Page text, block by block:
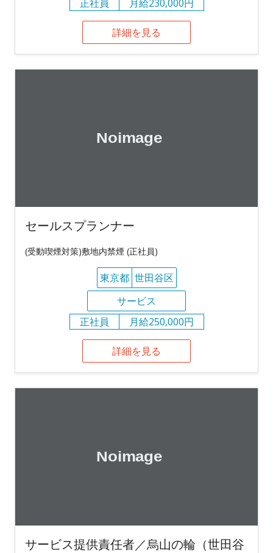
正社員 月給230,000円
詳細を見る
セールスプランナー
(受動喫煙対策)敷地内禁煙 (正社員)
東京都 世田谷区
サービス
正社員
月給250,000円
詳細を見る
サービス提供責任者／烏山の輪（世田谷